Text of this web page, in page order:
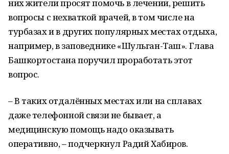
них жители просят помочь в лечении, решить
вопросы с нехваткой врачей, в том числе на
турбазах и в других популярных местах отдыха,
например, в заповеднике «Шульган-Таш». Глава
Башкортостана поручил проработать этот
вопрос.
– В таких отдалённых местах или на сплавах
даже телефонной связи не бывает, а
медицинскую помощь надо оказывать
оперативно, – подчеркнул Радий Хабиров.